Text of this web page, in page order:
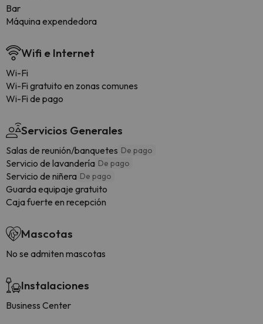
Bar
Máquina expendedora
Wifi e Internet
Wi-Fi
Wi-Fi gratuito en zonas comunes
Wi-Fi de pago
Servicios Generales
Salas de reunión/banquetes De pago
Servicio de lavandería De pago
Servicio de niñera De pago
Guarda equipaje gratuito
Caja fuerte en recepción
Mascotas
No se admiten mascotas
Instalaciones
Business Center